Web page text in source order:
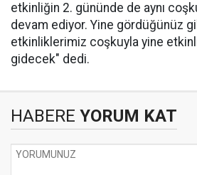
etkinliğin 2. gününde de aynı
devam ediyor. Yine gördüğünüz
etkinliklerimiz coşkuyla yine
gidecek" dedi.
HABERE YORUM KAT